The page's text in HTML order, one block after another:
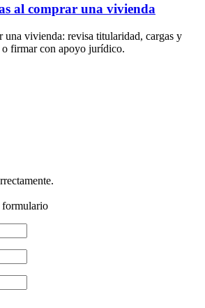
al comprar una vivienda
una vivienda: revisa titularidad, cargas y
o firmar con apoyo jurídico.
formulario